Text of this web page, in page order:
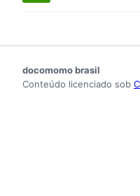
docomomo brasil
Conteúdo licenciado sob